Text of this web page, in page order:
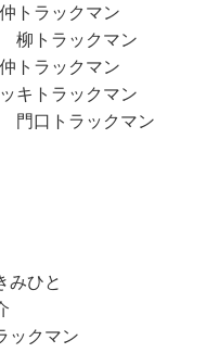
トラックマン
トラックマン
トラックマン
トラックマン
口トラックマン
みひと
ックマン